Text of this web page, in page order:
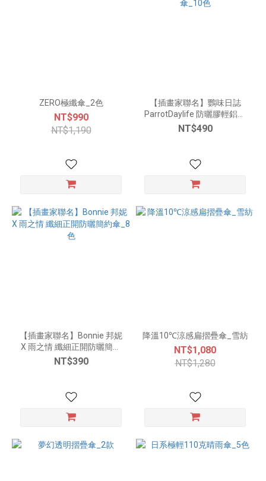
ZERO極纖傘_2色
NT$990
NT$1,190
【插畫家聯名】鸚味日誌
ParrotDaylife 防曬膠輕鋁抗
風折傘_10色
NT$490
【插畫家聯名】Bonnie 邦妮
X 雨之情 纖細正開防曬簡約
傘_8色
NT$390
降溫10℃涼感扁摺疊傘_雪紡
NT$1,080
NT$1,280